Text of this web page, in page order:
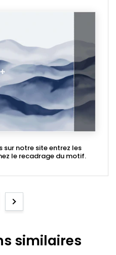
sur notre site entrez les
le recadrage du motif.
Next
similaires